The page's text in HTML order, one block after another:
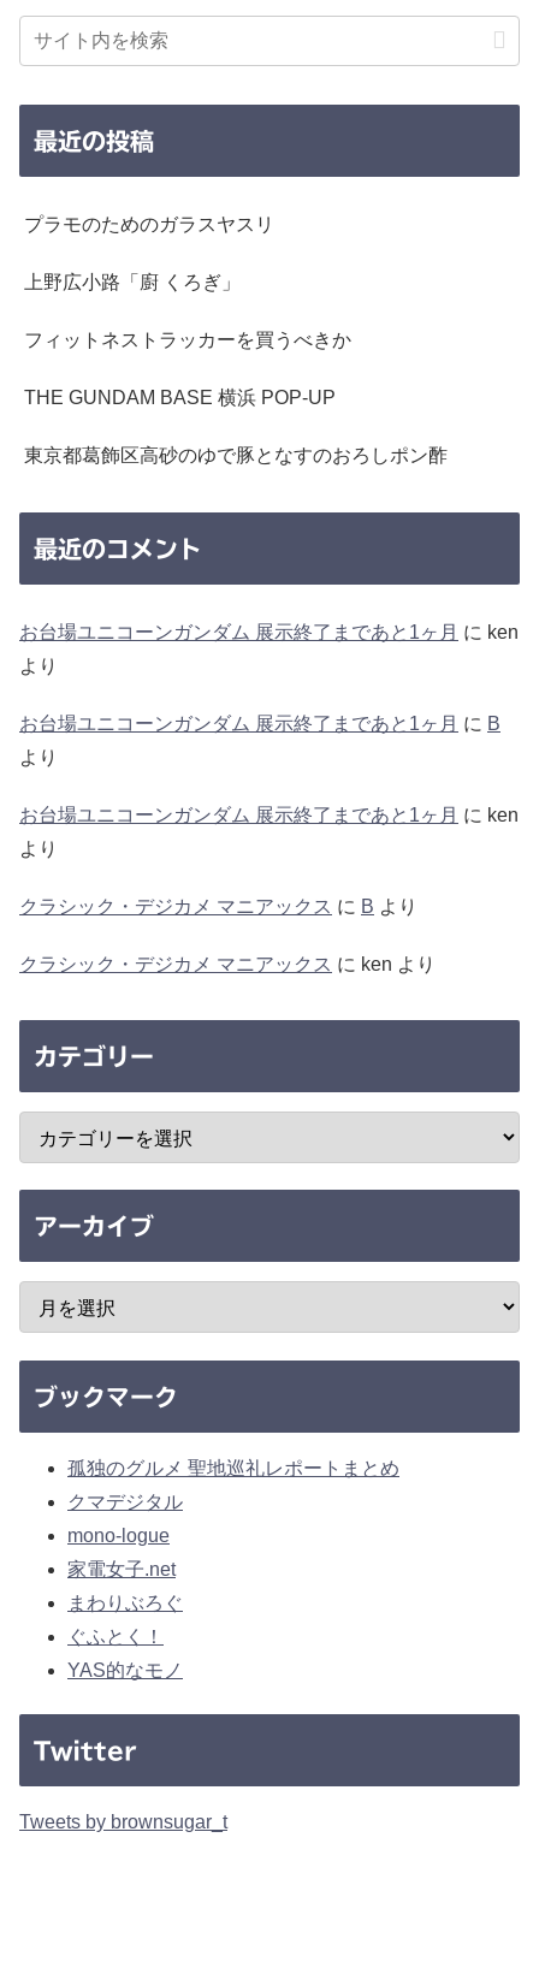
最近の投稿
プラモのためのガラスヤスリ
上野広小路「廚 くろぎ」
フィットネストラッカーを買うべきか
THE GUNDAM BASE 横浜 POP-UP
東京都葛飾区高砂のゆで豚となすのおろしポン酢
最近のコメント
お台場ユニコーンガンダム 展示終了まであと1ヶ月 に ken
より
お台場ユニコーンガンダム 展示終了まであと1ヶ月 に B
より
お台場ユニコーンガンダム 展示終了まであと1ヶ月 に ken
より
クラシック・デジカメ マニアックス に B より
クラシック・デジカメ マニアックス に ken より
カテゴリー
アーカイブ
ブックマーク
孤独のグルメ 聖地巡礼レポートまとめ
クマデジタル
mono-logue
家電女子.net
まわりぶろぐ
ぐふとく！
YAS的なモノ
Twitter
Tweets by brownsugar_t